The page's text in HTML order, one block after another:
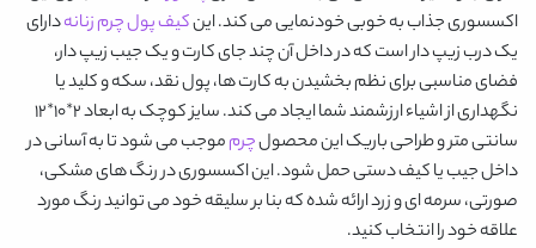
اکسسوری جذاب به خوبی خودنمایی می کند. اینکیف پول چرم زنانهدارای
یک درب زیپ دار است که در داخل آن چند جای کارت و یک جیب زیپ دار،
فضای مناسبی برای نظم بخشیدن به کارت ها، پول نقد، سکه و کلید یا
نگهداری از اشیاء ارزشمند شما ایجاد می کند. سایز کوچک به ابعاد 2*10*12
سانتی متر و طراحی باریک این محصولچرمموجب می شود تا به آسانی در
داخل جیب یا کیف دستی حمل شود. این اکسسوری در رنگ های مشکی،
صورتی، سرمه ای و زرد ارائه شده که بنا بر سلیقه خود می توانید رنگ مورد
علاقه خود را انتخاب کنید.